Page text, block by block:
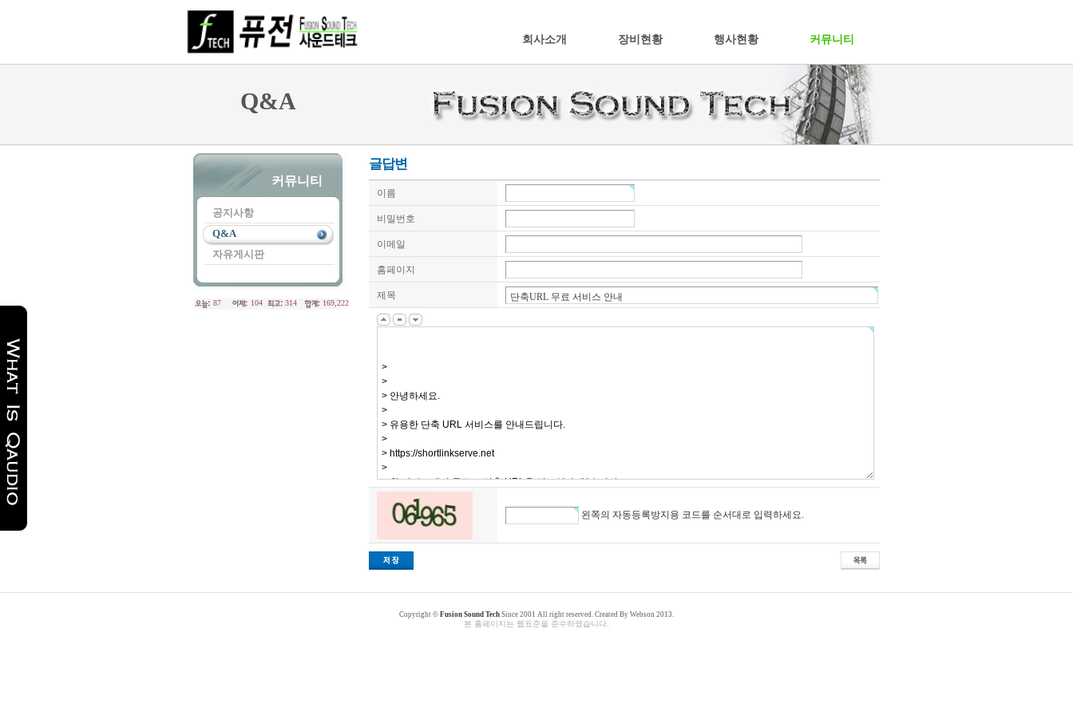
회사소개 장비현황 행사현황 커뮤니티
Q&A
커뮤니티
공지사항
Q&A
자유게시판
87 104 314 169,222
글답변
이름
비밀번호
이메일
홈페이지
제목
왼쪽의 자동등록방지용 코드를 순서대로 입력하세요.
천
Copyright © Fusion Sound Tech Since 2001 All right reserved. Created By Webson 2013.
본 홈페이지는 웹표준을 준수하였습니다.